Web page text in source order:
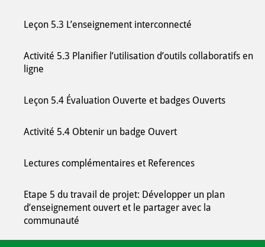
Leçon 5.3 L’enseignement interconnecté
Activité 5.3 Planifier l’utilisation d’outils collaboratifs en
ligne
Leçon 5.4 Évaluation Ouverte et badges Ouverts
Activité 5.4 Obtenir un badge Ouvert
Lectures complémentaires et References
Etape 5 du travail de projet: Développer un plan
d’enseignement ouvert et le partager avec la
communauté